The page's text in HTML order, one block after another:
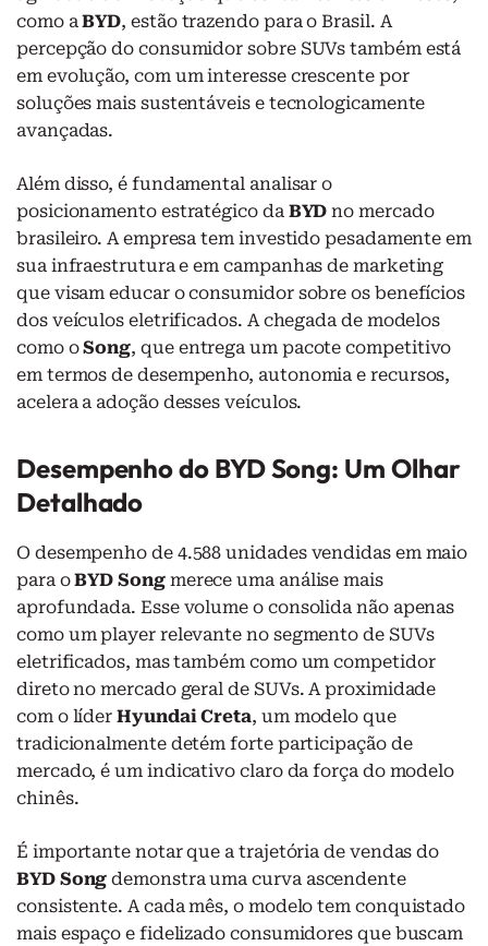
como aBYD, estão trazendo para o Brasil. A
percepção do consumidor sobre SUVs também está
em evolução, com um interesse crescente por
soluções mais sustentáveis e tecnologicamente
avançadas.
Além disso, é fundamental analisar o
posicionamento estratégico da BYD no mercado
brasileiro. A empresa tem investido pesadamente em
sua infraestrutura e em campanhas de marketing
que visam educar o consumidor sobre os benefícios
dos veículos eletrificados. A chegada de modelos
como oSong, que entrega um pacote competitivo
em termos de desempenho, autonomia e recursos,
acelera a adoção desses veículos.
Desempenho do BYD Song: Um Olhar
Detalhado
O desempenho de 4.588 unidades vendidas em maio
para oBYD Songmerece uma análise mais
aprofundada. Esse volume o consolida não apenas
como um player relevante no segmento de SUVs
eletrificados, mas também como um competidor
direto no mercado geral de SUVs. A proximidade
com o líderHyundai Creta, um modelo que
tradicionalmente detém forte participação de
mercado, é um indicativo claro da força do modelo
chinês.
É importante notar que a trajetória de vendas do
BYD Song demonstra uma curva ascendente
consistente. A cada mês, o modelo tem conquistado
mais espaço e fidelizado consumidores que buscam